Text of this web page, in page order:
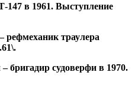
в 1961. Выступление
траулера
судоверфи в 1970.